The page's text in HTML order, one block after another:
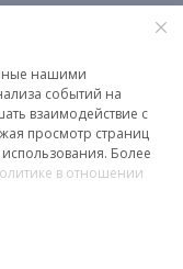
нашими
событий на
взаимодействие с
просмотр страниц
Более
в отношении